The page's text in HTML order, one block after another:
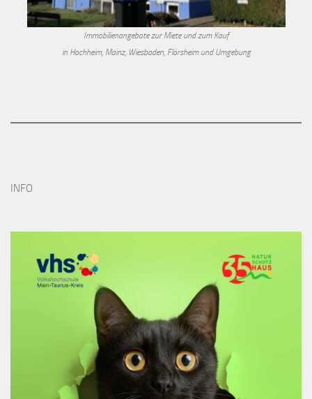
Immobilienangebote zur Miete und zum Kauf
in Hochheim, Mainz, Wiesbaden, Flörsheim und Umgebung
INFO